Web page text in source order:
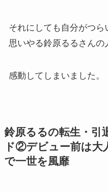
それにしても自分がつ
思いやる鈴原るるさんの
感動してしまいました。
鈴原るるの転生・引
ド②デビュー前は大
で一世を風靡